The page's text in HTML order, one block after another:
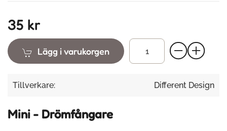
35 kr
Lägg i varukorgen
Tillverkare: Different Design
Mini - Drömfångare